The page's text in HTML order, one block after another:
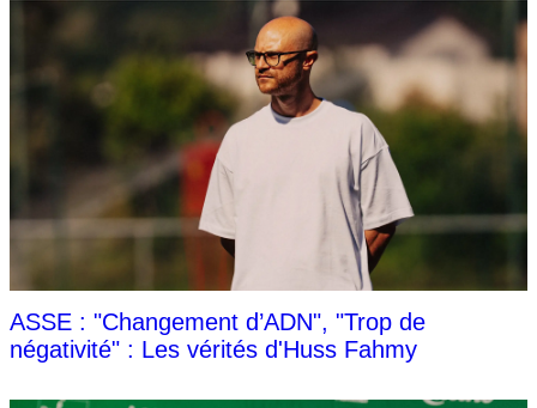
ASSE : "Changement d’ADN", "Trop de
négativité" : Les vérités d'Huss Fahmy